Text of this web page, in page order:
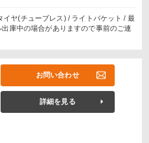
イヤ(チューブレス) / ライトバケット / 最
庫中の場合がありますので事前のご連
お問い合わせ
詳細を見る